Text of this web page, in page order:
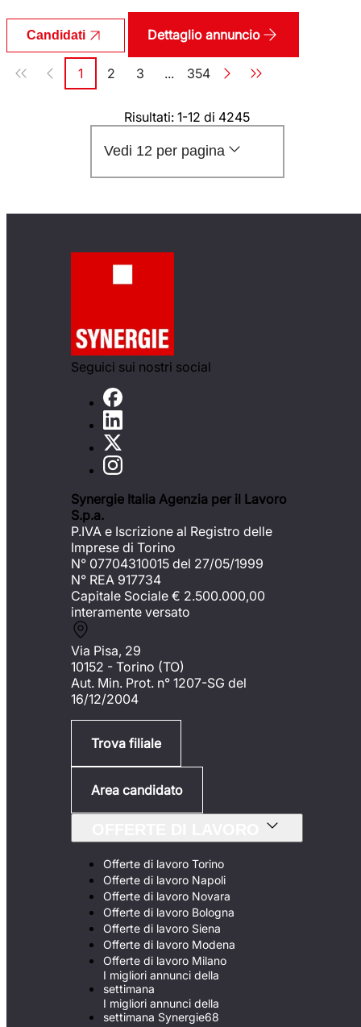
Candidati Dettaglio annuncio
Paginazione
Pagina
1 Pagina
2 Pagina
3 ... Pagina
354
Risultati: 1-12 di 4245
Vedi 12 per pagina
Seguici sui nostri social
Synergie Italia Agenzia per il Lavoro
S.p.a.
P.IVA e Iscrizione al Registro delle
Imprese di Torino
N° 07704310015 del 27/05/1999
N° REA 917734
Capitale Sociale € 2.500.000,00
interamente versato
Via Pisa, 29
10152 - Torino (TO)
Aut. Min. Prot. n° 1207-SG del
16/12/2004
Trova filiale
Area candidato
Offerte di lavoro Torino
Offerte di lavoro Napoli
Offerte di lavoro Novara
Offerte di lavoro Bologna
Offerte di lavoro Siena
Offerte di lavoro Modena
Offerte di lavoro Milano
I migliori annunci della
settimana
I migliori annunci della
settimana Synergie68